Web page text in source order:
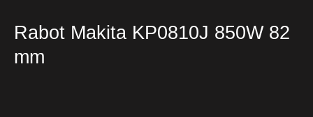
Rabot Makita KP0810J 850W 82
mm